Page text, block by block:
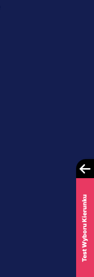
Test Wyboru Kierunku